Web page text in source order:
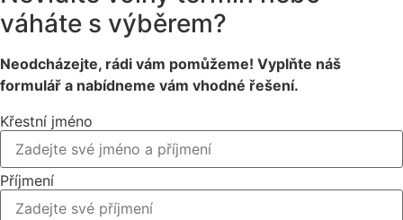
váháte s výběrem?
Neodcházejte, rádi vám pomůžeme! Vyplňte náš
formulář a nabídneme vám vhodné řešení.
Křestní jméno
Příjmení